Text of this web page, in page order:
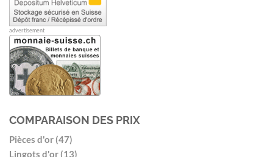
advertisement
COMPARAISON DES PRIX
Pièces d'or (47)
Lingots d'or (13)